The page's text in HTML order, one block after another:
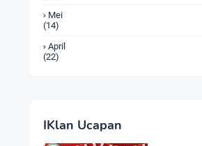
Mei
(14)
April
(22)
IKlan Ucapan